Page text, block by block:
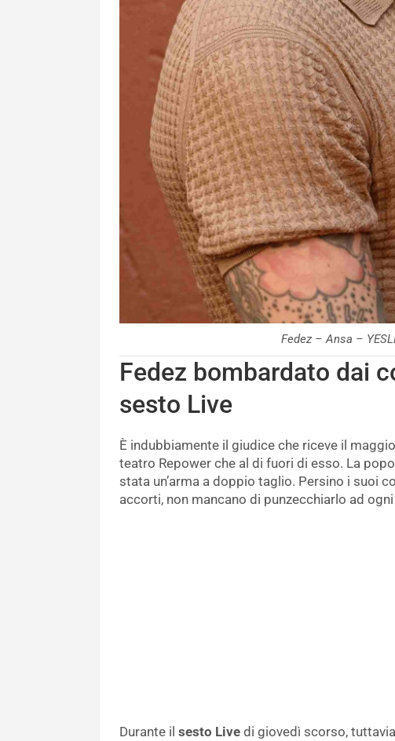
Fedez – Ansa –
Fedez bombardato dai
sesto Live
È indubbiamente il giudice che riceve il
teatro Repower che al di fuori di esso. La
stata un’arma a doppio taglio. Persino i suoi
accorti, non mancano di punzecchiarlo ad
Durante il sesto Live di giovedì scorso,